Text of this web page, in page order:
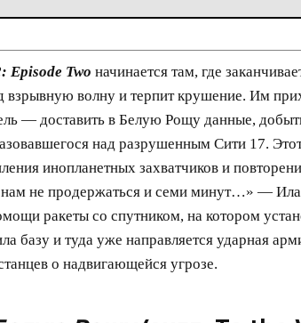
Episode Two начинается там, где
взрывную волну и терпит крушение. Им
— доставить в Белую Рощу данные,
над разрушенным Сити 17.
инопланетных захватчиков и
нам не продержаться и семи минут…» —
ракеты со спутником, на котором
базу и туда уже направляется ударная
о надвигающейся угрозе.